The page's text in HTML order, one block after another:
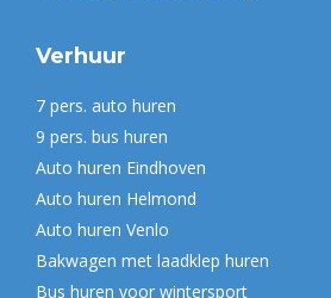
Verhuur
7 pers. auto huren
9 pers. bus huren
Auto huren Eindhoven
Auto huren Helmond
Auto huren Venlo
Bakwagen met laadklep huren
Bus huren voor wintersport